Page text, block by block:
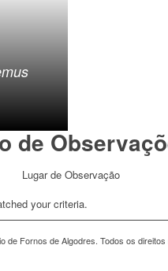
de
Lugar de Observação
your criteria.
de Fornos de Algodres. Todos os